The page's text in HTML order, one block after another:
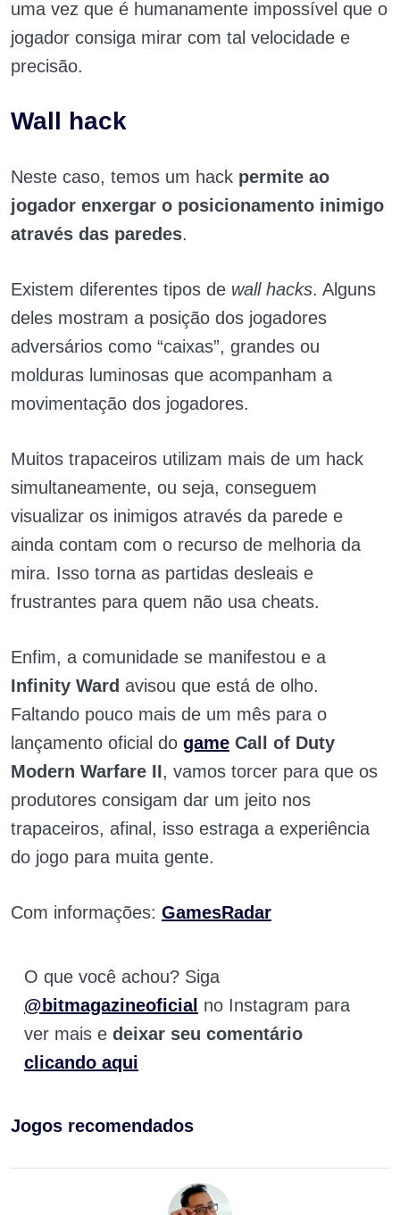
uma vez que é humanamente impossível que o
jogador consiga mirar com tal velocidade e
precisão.
Wall hack
Neste caso, temos um hack permite ao
jogador enxergar o posicionamento inimigo
através das paredes.
Existem diferentes tipos de wall hacks. Alguns
deles mostram a posição dos jogadores
adversários como “caixas”, grandes ou
molduras luminosas que acompanham a
movimentação dos jogadores.
Muitos trapaceiros utilizam mais de um hack
simultaneamente, ou seja, conseguem
visualizar os inimigos através da parede e
ainda contam com o recurso de melhoria da
mira. Isso torna as partidas desleais e
frustrantes para quem não usa cheats.
Enfim, a comunidade se manifestou e a
Infinity Ward avisou que está de olho.
Faltando pouco mais de um mês para o
lançamento oficial do game Call of Duty
Modern Warfare II, vamos torcer para que os
produtores consigam dar um jeito nos
trapaceiros, afinal, isso estraga a experiência
do jogo para muita gente.
Com informações: GamesRadar
O que você achou? Siga
@bitmagazineoficial no Instagram para
ver mais e deixar seu comentário
clicando aqui
Jogos recomendados